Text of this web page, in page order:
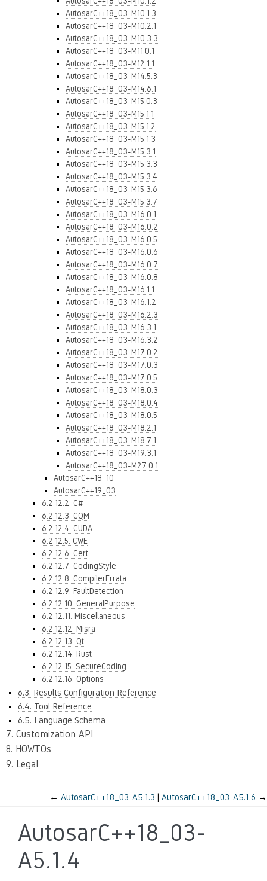
AutosarC++18_03-M10.1.3
AutosarC++18_03-M10.2.1
AutosarC++18_03-M10.3.3
AutosarC++18_03-M11.0.1
AutosarC++18_03-M12.1.1
AutosarC++18_03-M14.5.3
AutosarC++18_03-M14.6.1
AutosarC++18_03-M15.0.3
AutosarC++18_03-M15.1.1
AutosarC++18_03-M15.1.2
AutosarC++18_03-M15.1.3
AutosarC++18_03-M15.3.1
AutosarC++18_03-M15.3.3
AutosarC++18_03-M15.3.4
AutosarC++18_03-M15.3.6
AutosarC++18_03-M15.3.7
AutosarC++18_03-M16.0.1
AutosarC++18_03-M16.0.2
AutosarC++18_03-M16.0.5
AutosarC++18_03-M16.0.6
AutosarC++18_03-M16.0.7
AutosarC++18_03-M16.0.8
AutosarC++18_03-M16.1.1
AutosarC++18_03-M16.1.2
AutosarC++18_03-M16.2.3
AutosarC++18_03-M16.3.1
AutosarC++18_03-M16.3.2
AutosarC++18_03-M17.0.2
AutosarC++18_03-M17.0.3
AutosarC++18_03-M17.0.5
AutosarC++18_03-M18.0.3
AutosarC++18_03-M18.0.4
AutosarC++18_03-M18.0.5
AutosarC++18_03-M18.2.1
AutosarC++18_03-M18.7.1
AutosarC++18_03-M19.3.1
AutosarC++18_03-M27.0.1
AutosarC++18_10
AutosarC++19_03
6.2.12.2. C#
6.2.12.3. CQM
6.2.12.4. CUDA
6.2.12.5. CWE
6.2.12.6. Cert
6.2.12.7. CodingStyle
6.2.12.8. CompilerErrata
6.2.12.9. FaultDetection
6.2.12.10. GeneralPurpose
6.2.12.11. Miscellaneous
6.2.12.12. Misra
6.2.12.13. Qt
6.2.12.14. Rust
6.2.12.15. SecureCoding
6.2.12.16. Options
6.3. Results Configuration Reference
6.4. Tool Reference
6.5. Language Schema
7. Customization API
8. HOWTOs
9. Legal
← AutosarC++18_03-A5.1.3 AutosarC++18_03-A5.1.6 →
AutosarC++18_03-
A5.1.4